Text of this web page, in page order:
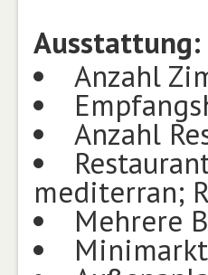
Ausstattung:
Anzahl
Anzahl
mediterran;
Mehrere
Minimarkt